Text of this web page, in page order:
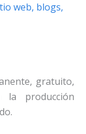
web, blogs,
gratuito,
la producción